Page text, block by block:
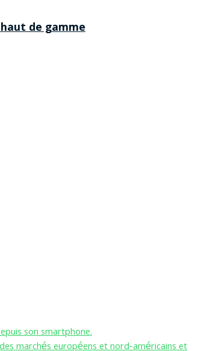
de gamme